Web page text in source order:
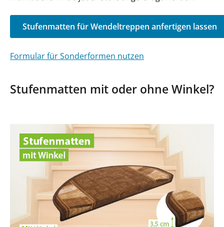
Stufenmatten für Wendeltreppen anfertigen lassen
Formular für Sonderformen nutzen
Stufenmatten mit oder ohne Winkel?